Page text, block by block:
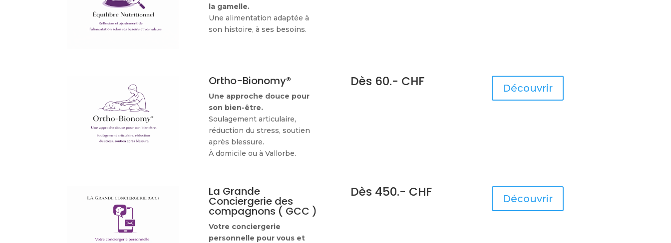
la gamelle.
Une alimentation adaptée à
son histoire, à ses besoins.
Ortho-Bionomy®
Une approche douce pour
son bien-être.
Soulagement articulaire,
réduction du stress, soutien
après blessure.
À domicile ou à Vallorbe.
Dès 60.- CHF Découvrir
La Grande
Conciergerie des
compagnons ( GCC )
Votre conciergerie
personnelle pour vous et
Dès 450.- CHF Découvrir